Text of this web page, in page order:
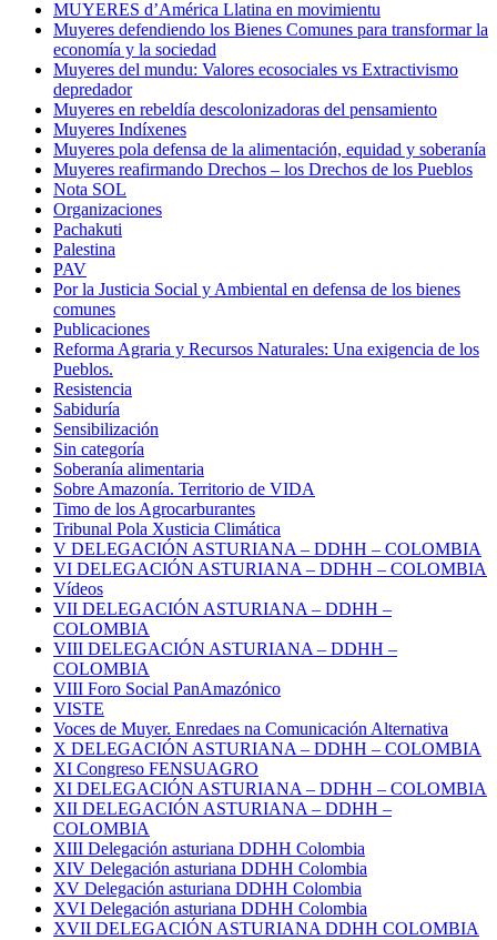
MUYERES d’América Llatina en movimientu
Muyeres defendiendo los Bienes Comunes para transformar la
economía y la sociedad
Muyeres del mundu: Valores ecosociales vs Extractivismo
depredador
Muyeres en rebeldía descolonizadoras del pensamiento
Muyeres Indíxenes
Muyeres pola defensa de la alimentación, equidad y soberanía
Muyeres reafirmando Drechos – los Drechos de los Pueblos
Nota SOL
Organizaciones
Pachakuti
Palestina
PAV
Por la Justicia Social y Ambiental en defensa de los bienes
comunes
Publicaciones
Reforma Agraria y Recursos Naturales: Una exigencia de los
Pueblos.
Resistencia
Sabiduría
Sensibilización
Sin categoría
Soberanía alimentaria
Sobre Amazonía. Territorio de VIDA
Timo de los Agrocarburantes
Tribunal Pola Xusticia Climática
V DELEGACIÓN ASTURIANA – DDHH – COLOMBIA
VI DELEGACIÓN ASTURIANA – DDHH – COLOMBIA
Vídeos
VII DELEGACIÓN ASTURIANA – DDHH –
COLOMBIA
VIII DELEGACIÓN ASTURIANA – DDHH –
COLOMBIA
VIII Foro Social PanAmazónico
VISTE
Voces de Muyer. Enredaes na Comunicación Alternativa
X DELEGACIÓN ASTURIANA – DDHH – COLOMBIA
XI Congreso FENSUAGRO
XI DELEGACIÓN ASTURIANA – DDHH – COLOMBIA
XII DELEGACIÓN ASTURIANA – DDHH –
COLOMBIA
XIII Delegación asturiana DDHH Colombia
XIV Delegación asturiana DDHH Colombia
XV Delegación asturiana DDHH Colombia
XVI Delegación asturiana DDHH Colombia
XVII DELEGACIÓN ASTURIANA DDHH COLOMBIA